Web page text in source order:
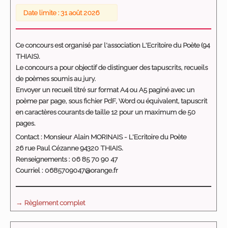
Date limite : 31 août 2026
Ce concours est organisé par l'association L'Ecritoire du Poète (94
THIAIS).
Le concours a pour objectif de distinguer des tapuscrits, recueils
de poèmes soumis au jury.
Envoyer un recueil titré sur format A4 ou A5 paginé avec un
poème par page, sous fichier PdF, Word ou équivalent, tapuscrit
en caractères courants de taille 12 pour un maximum de 50
pages.
Contact : Monsieur Alain MORINAIS - L'Ecritoire du Poète
26 rue Paul Cézanne 94320 THIAIS.
Renseignements : 06 85 70 90 47
Courriel : 0685709047@orange.fr
→ Règlement complet